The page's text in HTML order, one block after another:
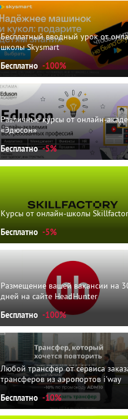
Бесплатный вводный урок от
школы Skysmart
Бесплатно -100%
Различные курсы от онлайн-
«Эдюсон»
Бесплатно -5%
Курсы от онлайн-школы
Бесплатно -5%
Размещение вашей вакансии на
дней на сайте HeadHunter
Бесплатно -100%
Любой трансфер от сервиса
трансферов из аэропортов i'way
Бесплатно -10%